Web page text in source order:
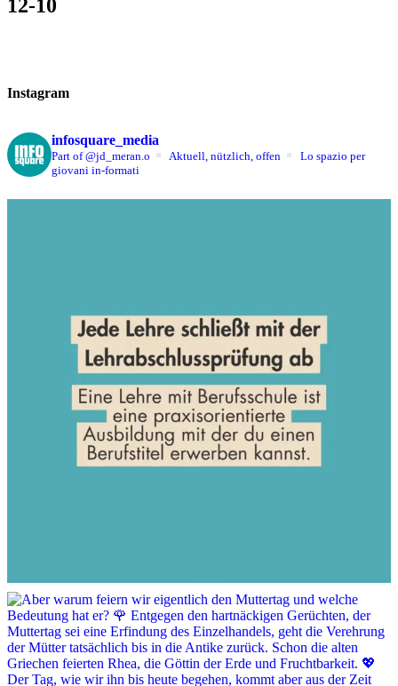
12-10
Instagram
infosquare_media
Part of @jd_meran.o Aktuell, nützlich, offen
Lo spazio per
giovani in-formati